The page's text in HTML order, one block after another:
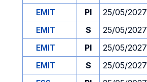
EMIT
PI 25/05/2027
EMIT
S 25/05/2027
EMIT
PI 25/05/2027
EMIT
S 25/05/2027